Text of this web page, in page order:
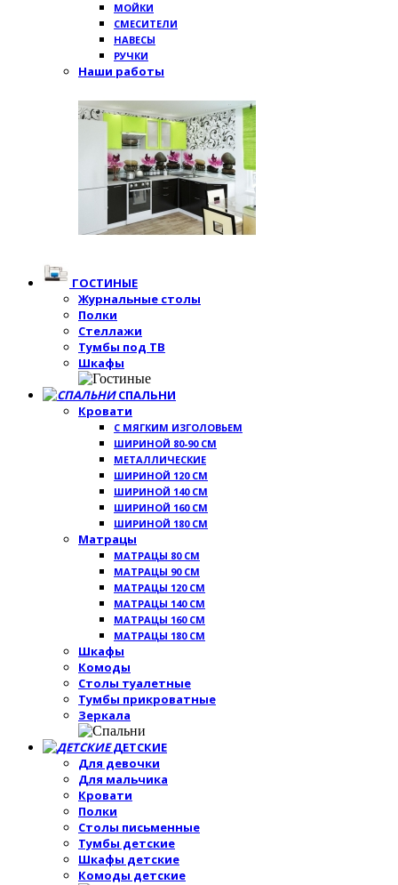
МОЙКИ
СМЕСИТЕЛИ
НАВЕСЫ
РУЧКИ
Наши работы
ГОСТИНЫЕ
Журнальные столы
Полки
Стеллажи
Тумбы под ТВ
Шкафы
СПАЛЬНИ
Кровати
С МЯГКИМ ИЗГОЛОВЬЕМ
ШИРИНОЙ 80-90 СМ
МЕТАЛЛИЧЕСКИЕ
ШИРИНОЙ 120 СМ
ШИРИНОЙ 140 СМ
ШИРИНОЙ 160 СМ
ШИРИНОЙ 180 СМ
Матрацы
МАТРАЦЫ 80 СМ
МАТРАЦЫ 90 СМ
МАТРАЦЫ 120 СМ
МАТРАЦЫ 140 СМ
МАТРАЦЫ 160 СМ
МАТРАЦЫ 180 СМ
Шкафы
Комоды
Столы туалетные
Тумбы прикроватные
Зеркала
ДЕТСКИЕ
Для девочки
Для мальчика
Кровати
Полки
Столы письменные
Тумбы детские
Шкафы детские
Комоды детские